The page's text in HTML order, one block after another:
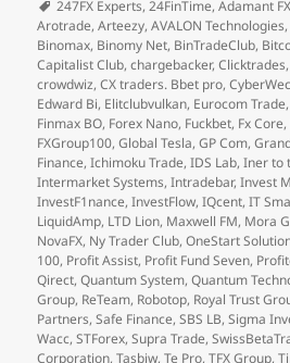
Метки
247FX Experts,24FinTime,Adamant FX
Arotrade,Arteezy,AVALON Technologies,
Binomax, Binomy Net, BinTradeClub,
Capitalist Club,chargebacker,Clicktrades
crowdwiz,CX traders. Bbet pro,CyberWec
Edward Bi, Elitclubvulkan, Eurocom Trade
Finmax BO, Forex Nano, Fuckbet, Fx Core,
FXGroup100,Global Tesla,GP Com,
Finance,Ichimoku Trade,IDS Lab,Iner to
Intermarket Systems,Intradebar,Invest
InvestF1nance,InvestFlow,IQcent,IT
LiquidAmp, LTD Lion, Maxwell FM, Mora
NovaFX, Ny Trader Club,OneStart
100, Profit Assist, Profit Fund Seven,
Qirect,Quantum System,Quantum
Group, ReTeam, Robotop, Royal Trust
Partners,Safe Finance,SBS LB,Sigma
Wacc,STForex,Supra Trade,
Corporation,Tasbiw,Te Pro,TFX Group,